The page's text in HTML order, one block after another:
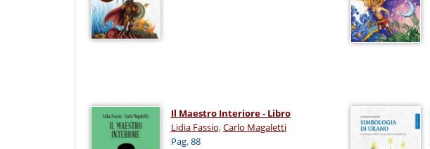
Il Maestro Interiore - Libro
Lidia Fassio,Carlo Magaletti
Pag. 88